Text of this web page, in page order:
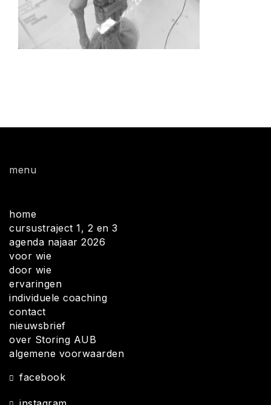
menu
home
cursustraject 1, 2 en 3
agenda najaar 2026
voor wie
door wie
ervaringen
individuele coaching
contact
nieuwsbrief
over Storing AUB
algemene voorwaarden
facebook